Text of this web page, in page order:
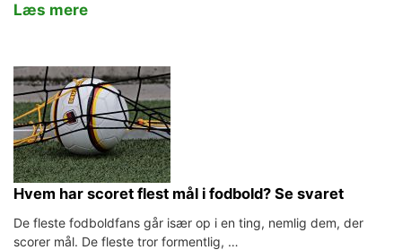
Læs mere
Hvem har scoret flest mål i fodbold? Se svaret
De fleste fodboldfans går især op i en ting, nemlig dem, der
scorer mål. De fleste tror formentlig, …